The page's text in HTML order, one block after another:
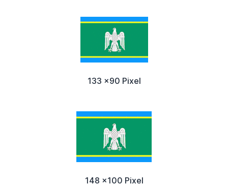
133 x90 Pixel
148 x100 Pixel